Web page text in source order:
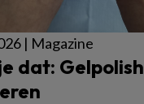
| Magazine
dat: Gelpolish